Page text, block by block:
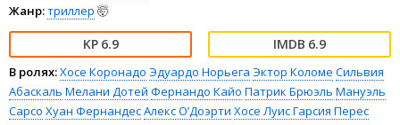
Жанр:триллер 🤯
6.9 6.9
В ролях:Хосе Коронадо Эдуардо Норьега Эктор Коломе Сильвия
Абаскаль Мелани Дотей Фернандо Кайо Патрик Брюэль Мануэль
Сарсо Хуан ФернандесАлекс О’Доэрти Хосе Луис Гарсия Перес